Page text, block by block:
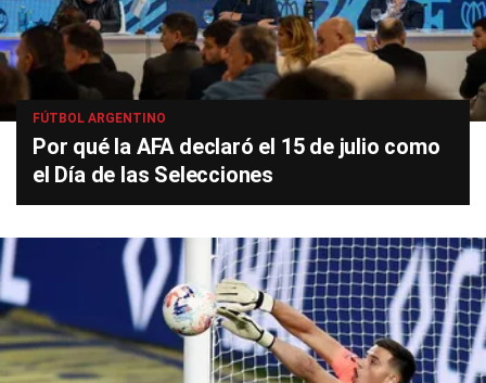
FÚTBOL ARGENTINO
Por qué la AFA declaró el 15 de julio como
el Día de las Selecciones